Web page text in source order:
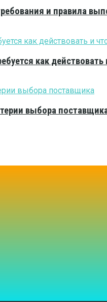
и правила
как действовать
выбора